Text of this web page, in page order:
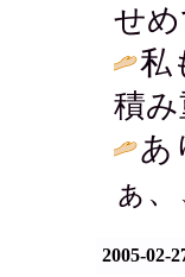
せめ
私
積み
あ
ぁ
2005-02-